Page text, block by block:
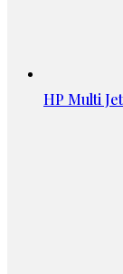
HP Multi